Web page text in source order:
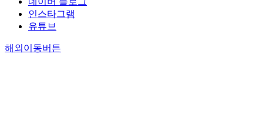
인스타그램
유튜브
해외이동버튼